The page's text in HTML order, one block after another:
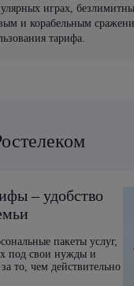
играх,
и корабельным
тарифа.
– удобство
пакеты услуг,
под свои нужды и
то, чем действительно